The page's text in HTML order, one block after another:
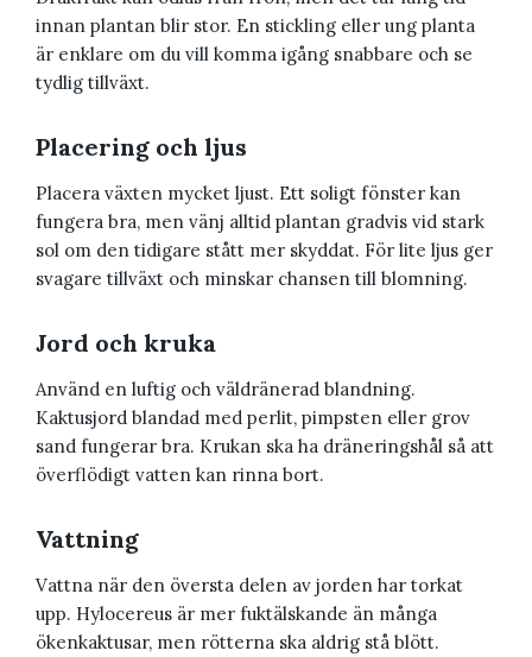
innan plantan blir stor. En stickling eller ung planta
är enklare om du vill komma igång snabbare och se
tydlig tillväxt.
Placering och ljus
Placera växten mycket ljust. Ett soligt fönster kan
fungera bra, men vänj alltid plantan gradvis vid stark
sol om den tidigare stått mer skyddat. För lite ljus ger
svagare tillväxt och minskar chansen till blomning.
Jord och kruka
Använd en luftig och väldränerad blandning.
Kaktusjord blandad med perlit, pimpsten eller grov
sand fungerar bra. Krukan ska ha dräneringshål så att
överflödigt vatten kan rinna bort.
Vattning
Vattna när den översta delen av jorden har torkat
upp. Hylocereus är mer fuktälskande än många
ökenkaktusar, men rötterna ska aldrig stå blött.